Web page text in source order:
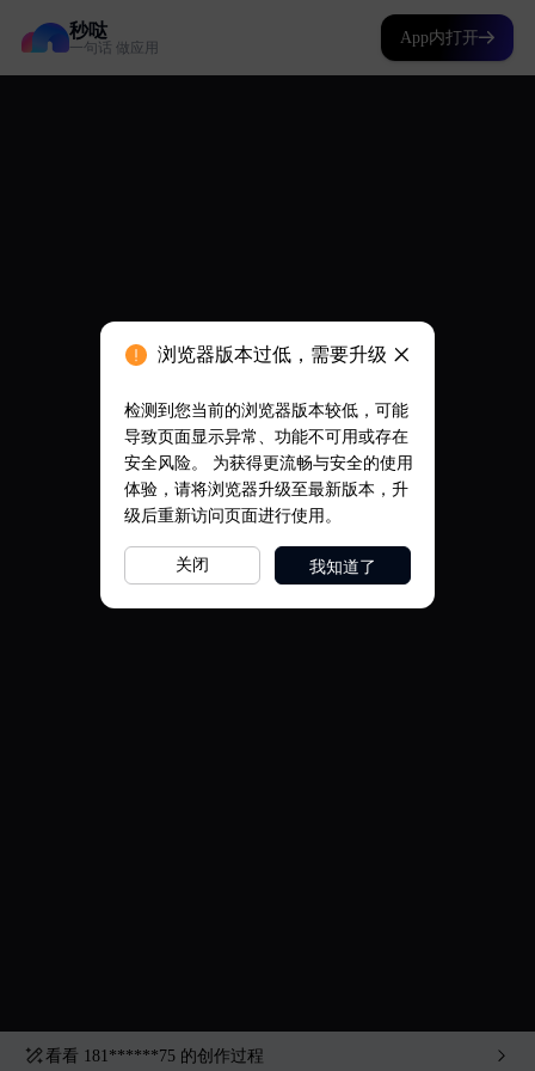
秒哒
一句话 做应用
App内打开
看看 181******75 的创作过程
浏览器版本过低，需要升级
检测到您当前的浏览器版本较低，可能
导致页面显示异常、功能不可用或存在
安全风险。 为获得更流畅与安全的使用
体验，请将浏览器升级至最新版本，升
级后重新访问页面进行使用。
关闭 我知道了